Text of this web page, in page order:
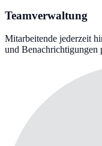
Teamverwaltung
Mitarbeitende jederzeit
und Benachrichtigungen